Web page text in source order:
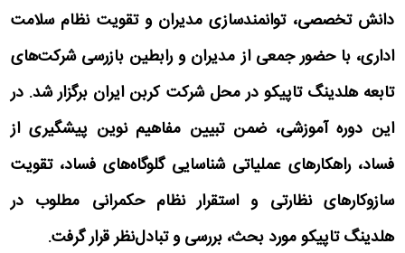
دانش تخصصی، توانمندسازی مدیران و تقویت نظام سلامت
اداری، با حضور جمعی از مدیران و رابطین بازرسی شرکت‌های
تابعه هلدینگ تاپیکو در محل شرکت کربن ایران برگزار شد. در
این دوره آموزشی، ضمن تبیین مفاهیم نوین پیشگیری از
فساد، راهکارهای عملیاتی شناسایی گلوگاه‌های فساد، تقویت
سازوکارهای نظارتی و استقرار نظام حکمرانی مطلوب در
هلدینگ تاپیکو مورد بحث، بررسی و تبادل‌نظر قرار گرفت.